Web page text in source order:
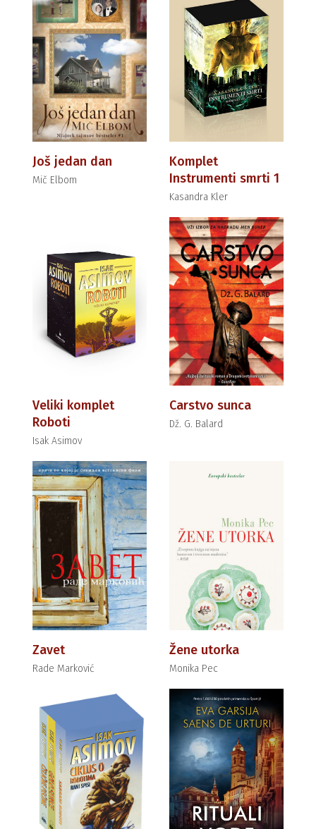
Još jedan dan
Mič Elbom
Komplet
Instrumenti smrti 1
Kasandra Kler
Veliki komplet
Roboti
Isak Asimov
Carstvo sunca
Dž. G. Balard
Zavet
Rade Marković
Žene utorka
Monika Pec